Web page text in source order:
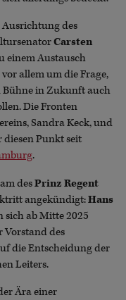
des
Carsten
einem Austausch
allem um die Frage,
in Zukunft auch
Die Fronten
Sandra Keck, und
Punkt seit
.
desPrinz Regent
angekündigt:Hans
sich ab Mitte 2025
Vorstand des
die Entscheidung der
Leiters.
Ära einer